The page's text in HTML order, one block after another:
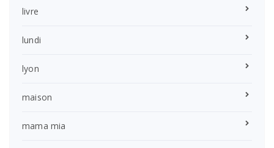
livre
lundi
lyon
maison
mama mia